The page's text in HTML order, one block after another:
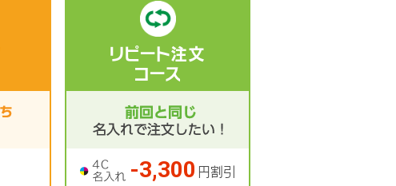
リピート注文
コース
-3,300 円割引